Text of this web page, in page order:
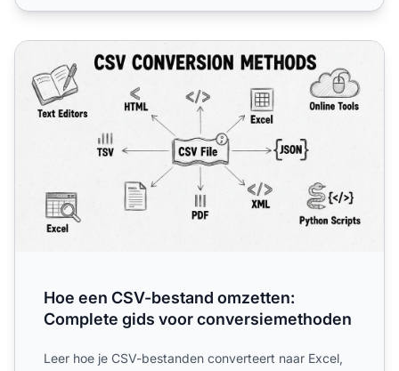
Hoe een CSV-bestand omzetten: Complete gids voor
Hoe een CSV-bestand omzetten:
Complete gids voor conversiemethoden
Leer hoe je CSV-bestanden converteert naar Excel,